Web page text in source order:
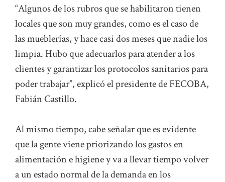
“Algunos de los rubros que se habilitaron tienen
locales que son muy grandes, como es el caso de
las mueblerías, y hace casi dos meses que nadie los
limpia. Hubo que adecuarlos para atender a los
clientes y garantizar los protocolos sanitarios para
poder trabajar”, explicó el presidente de FECOBA,
Fabián Castillo.
Al mismo tiempo, cabe señalar que es evidente
que la gente viene priorizando los gastos en
alimentación e higiene y va a llevar tiempo volver
a un estado normal de la demanda en los